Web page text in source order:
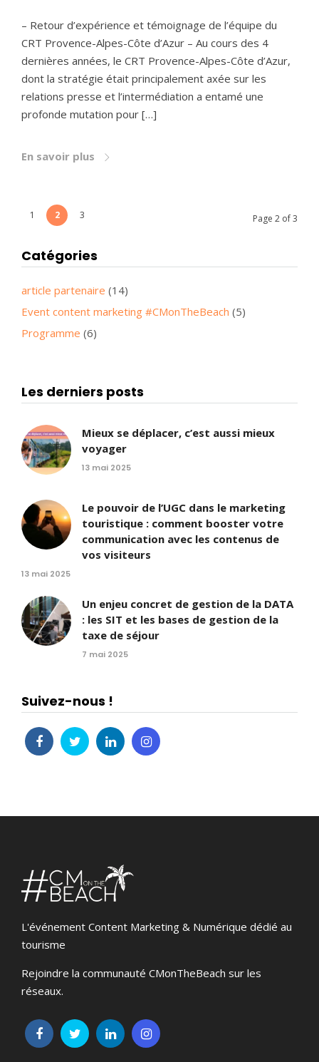
– Retour d’expérience et témoignage de l’équipe du
CRT Provence-Alpes-Côte d’Azur – Au cours des 4
dernières années, le CRT Provence-Alpes-Côte d’Azur,
dont la stratégie était principalement axée sur les
relations presse et l’intermédiation a entamé une
profonde mutation pour […]
En savoir plus
1 2 3 Page 2 of 3
Catégories
article partenaire (14)
Event content marketing #CMonTheBeach (5)
Programme (6)
Les derniers posts
Mieux se déplacer, c’est aussi mieux
voyager
13 mai 2025
Le pouvoir de l’UGC dans le marketing
touristique : comment booster votre
communication avec les contenus de
vos visiteurs
13 mai 2025
Un enjeu concret de gestion de la DATA
: les SIT et les bases de gestion de la
taxe de séjour
7 mai 2025
Suivez-nous !
L'événement Content Marketing & Numérique dédié au
tourisme
Rejoindre la communauté CMonTheBeach sur les
réseaux.